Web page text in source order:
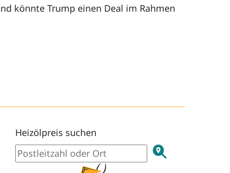
könnte Trump einen Deal im Rahmen
Heizölpreis suchen